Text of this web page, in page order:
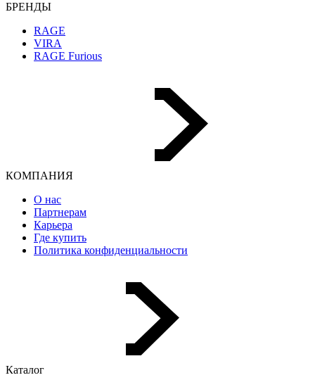
БРЕНДЫ
RAGE
VIRA
RAGE Furious
КОМПАНИЯ
О нас
Партнерам
Карьера
Где купить
Политика конфиденциальности
Каталог